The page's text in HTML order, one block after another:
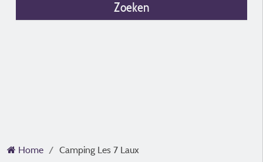
Zoeken
Home Camping Les 7 Laux